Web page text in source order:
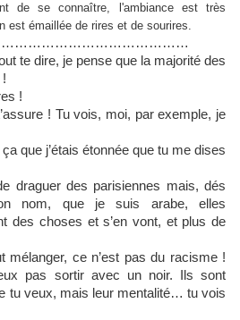
de se connaître, l'ambiance est très
est émaillée de rires et de sourires.
te dire, je pense que la majorité des
!
! Tu vois, moi, par exemple, je
que j’étais étonnée que tu me dises
draguer des parisiennes mais, dés
nom, que je suis arabe, elles
des choses et s’en vont, et plus de
mélanger, ce n’est pas du racisme !
pas sortir avec un noir. Ils sont
tu veux, mais leur mentalité… tu vois